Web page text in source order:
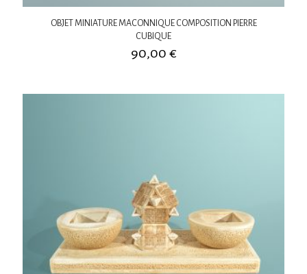
OBJET MINIATURE MACONNIQUE COMPOSITION PIERRE
CUBIQUE
90,00 €